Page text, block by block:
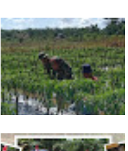
Komsos dengan Pedagang,
Babinsa Rundeng Cek
Ketersediaan Pupuk bagi
Petani